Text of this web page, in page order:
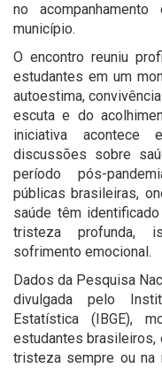
no
município.
O encontro reuniu
estudantes em um
autoestima,
escuta e do
iniciativa acontece
discussões sobre
período pós-
públicas brasileiras,
saúde têm
tristeza profunda,
sofrimento emocional.
Dados da Pesquisa
divulgada pelo
Estatística (IBGE),
estudantes brasileiros,
tristeza sempre ou na